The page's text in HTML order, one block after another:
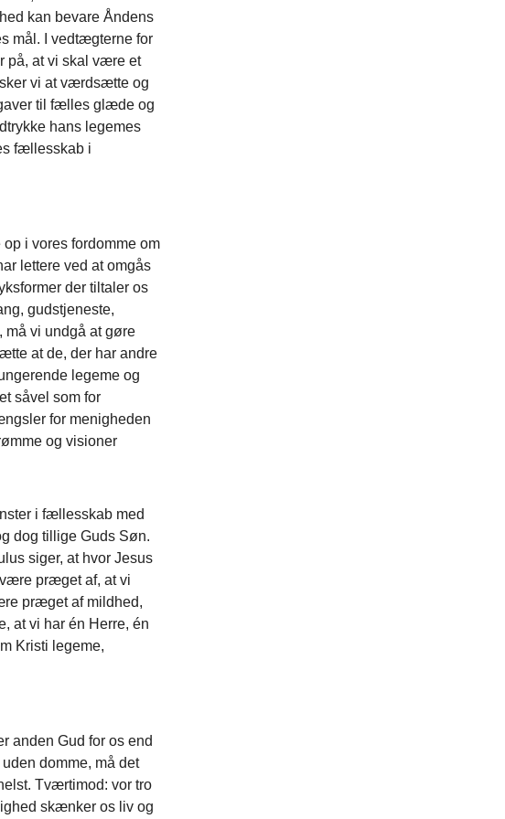
kan bevare Åndens
mål. I vedtægterne for
på, at vi skal være et
vi at værdsætte og
til fælles glæde og
hans legemes
fællesskab i
i vores fordomme om
lettere ved at omgås
der tiltaler os
gudstjeneste,
må vi undgå at gøre
at de, der har andre
legeme og
såvel som for
for menigheden
og visioner
i fællesskab med
dog tillige Guds Søn.
siger, at hvor Jesus
præget af, at vi
præget af mildhed,
at vi har én Herre, én
Kristi legeme,
anden Gud for os end
domme, må det
Tværtimod: vor tro
skænker os liv og